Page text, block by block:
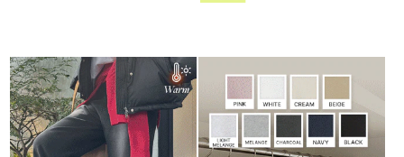
티셔츠
팬츠
셔츠
언더웨어
ACC